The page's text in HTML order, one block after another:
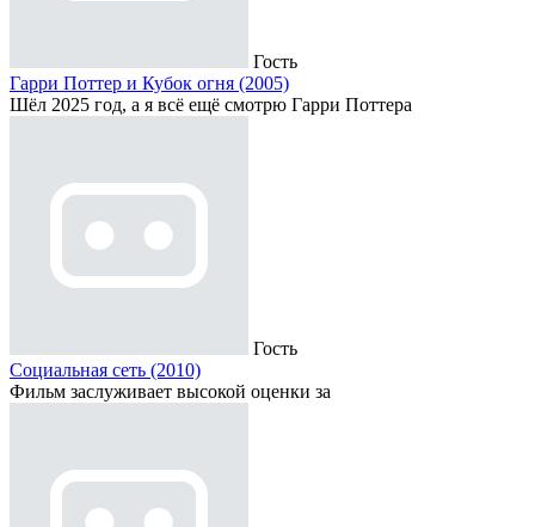
Гость
Гарри Поттер и Кубок огня (2005)
Шёл 2025 год, а я всё ещё смотрю Гарри Поттера
Гость
Социальная сеть (2010)
Фильм заслуживает высокой оценки за